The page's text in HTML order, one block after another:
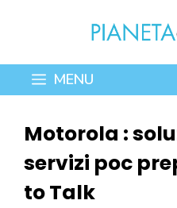
contenuto
MENU
Motorola :
servizi poc
to Talk